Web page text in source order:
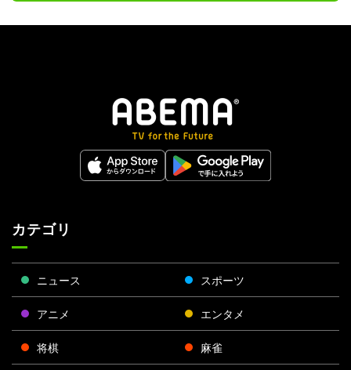
カテゴリ
ニュース スポーツ
アニメ エンタメ
将棋 麻雀